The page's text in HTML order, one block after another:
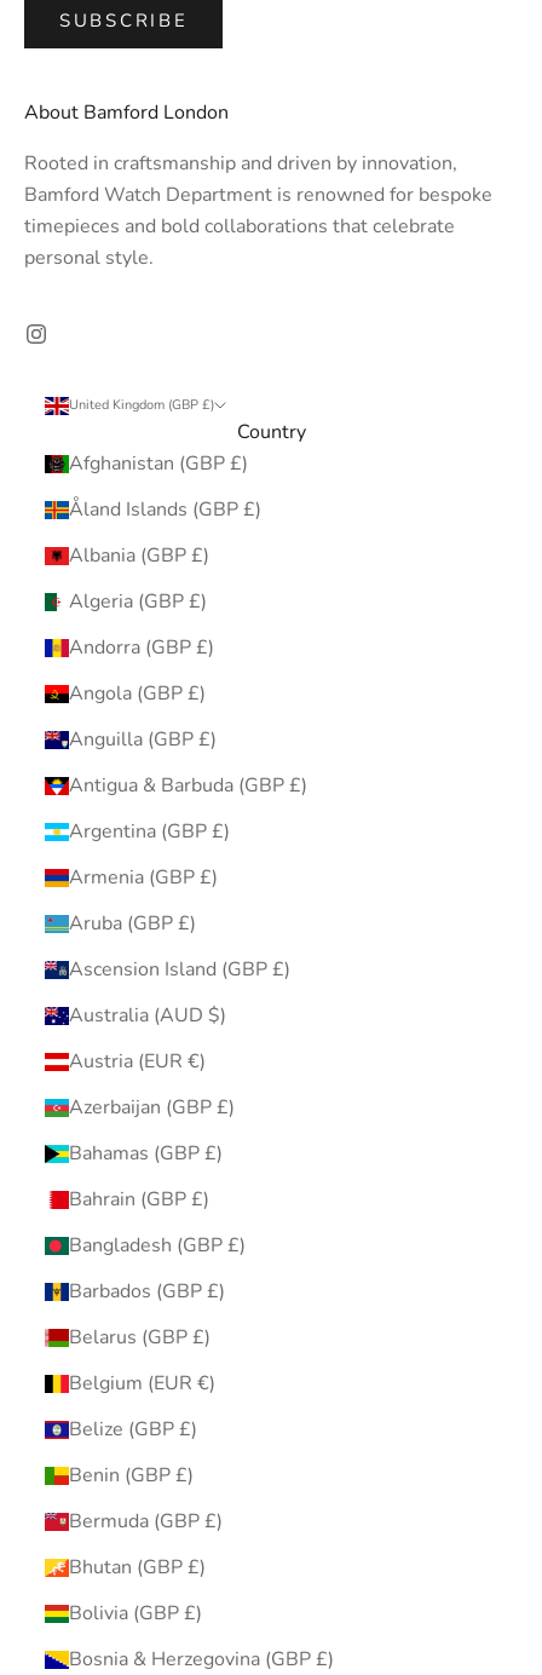
SUBSCRIBE
About Bamford London
Rooted in craftsmanship and driven by innovation,
Bamford Watch Department is renowned for bespoke
timepieces and bold collaborations that celebrate
personal style.
United Kingdom (GBP £)
Country
Afghanistan (GBP £)
Åland Islands (GBP £)
Albania (GBP £)
Algeria (GBP £)
Andorra (GBP £)
Angola (GBP £)
Anguilla (GBP £)
Antigua & Barbuda (GBP £)
Argentina (GBP £)
Armenia (GBP £)
Aruba (GBP £)
Ascension Island (GBP £)
Australia (AUD $)
Austria (EUR €)
Azerbaijan (GBP £)
Bahamas (GBP £)
Bahrain (GBP £)
Bangladesh (GBP £)
Barbados (GBP £)
Belarus (GBP £)
Belgium (EUR €)
Belize (GBP £)
Benin (GBP £)
Bermuda (GBP £)
Bhutan (GBP £)
Bolivia (GBP £)
Bosnia & Herzegovina (GBP £)